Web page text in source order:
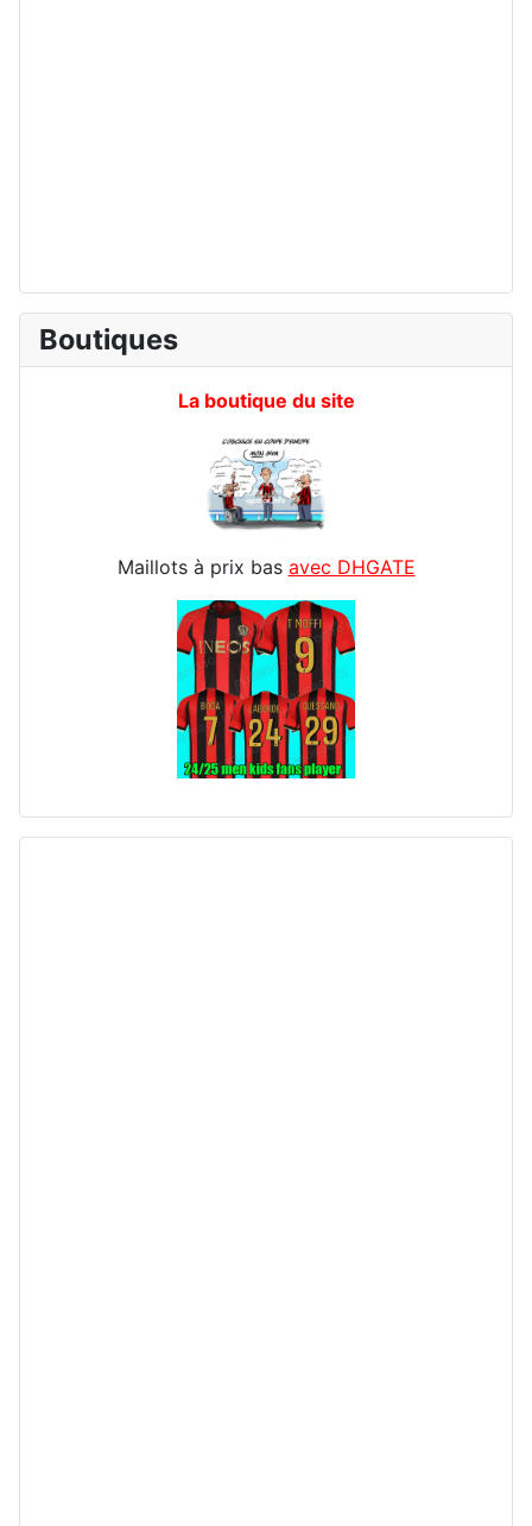
Boutiques
La boutique du site
Maillots à prix bas avec DHGATE